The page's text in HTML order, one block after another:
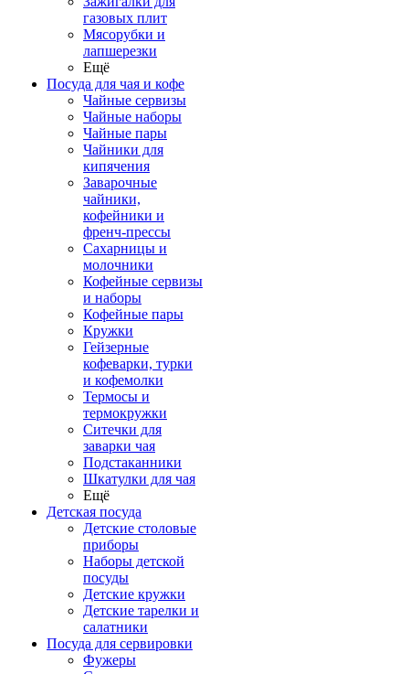
газовых плит
Мясорубки и
лапшерезки
Ещё
Посуда для чая и кофе
Чайные сервизы
Чайные наборы
Чайные пары
Чайники для
кипячения
Заварочные
чайники,
кофейники и
френч-прессы
Сахарницы и
молочники
Кофейные сервизы
и наборы
Кофейные пары
Кружки
Гейзерные
кофеварки, турки
и кофемолки
Термосы и
термокружки
Ситечки для
заварки чая
Подстаканники
Шкатулки для чая
Ещё
Детская посуда
Детские столовые
приборы
Наборы детской
посуды
Детские кружки
Детские тарелки и
салатники
Посуда для сервировки
Фужеры